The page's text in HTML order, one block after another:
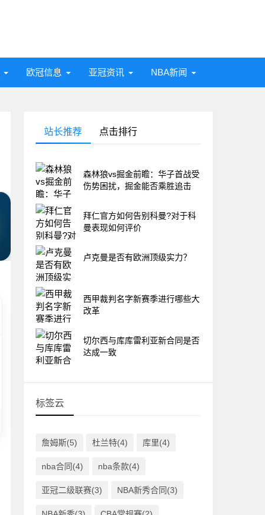
欧冠信息 亚冠资讯 NBA新闻
站长推荐 点击排行
森林狼vs掘金前瞻：华子首战受
伤势困扰，掘金能否乘胜追击
拜仁官方如何告别科曼?对于科
曼表现如何评价
卢克曼是否有欧洲顶级实力？
西甲裁判名字新赛季进行哪些大
改革
切尔西与库库雷利亚新合同是否
达成一致
标签云
詹姆斯(5) 杜兰特(4) 库里(4)
nba合同(4) nba条款(4)
亚冠二级联赛(3) NBA新秀合同(3)